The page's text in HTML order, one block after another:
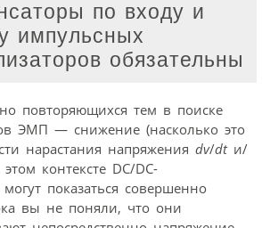
по входу и
импульсных
обязательны
повторяющихся тем в поиске
ЭМП — снижение (насколько это
нарастания напряжения dv/dtи/
контексте DC/DC-
показаться совершенно
вы не поняли, что они